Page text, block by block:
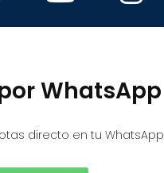
WhatsApp
directo en tu WhatsApp